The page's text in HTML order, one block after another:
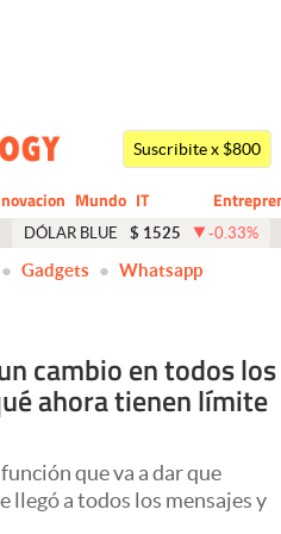
Suscribite x $800
Mundo
CIO
IT
Business
DÓLAR BLUE $ 1525 -0.33%
Gadgets Whatsapp
cambio en todos los
ahora tienen límite
que va a dar que
llegó a todos los mensajes y